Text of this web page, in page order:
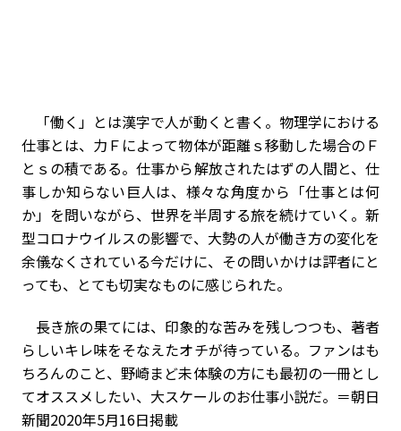
「働く」とは漢字で人が動くと書く。物理学における
仕事とは、力Ｆによって物体が距離ｓ移動した場合のＦ
とｓの積である。仕事から解放されたはずの人間と、仕
事しか知らない巨人は、様々な角度から「仕事とは何
か」を問いながら、世界を半周する旅を続けていく。新
型コロナウイルスの影響で、大勢の人が働き方の変化を
余儀なくされている今だけに、その問いかけは評者にと
っても、とても切実なものに感じられた。
長き旅の果てには、印象的な苦みを残しつつも、著者
らしいキレ味をそなえたオチが待っている。ファンはも
ちろんのこと、野崎まど未体験の方にも最初の一冊とし
てオススメしたい、大スケールのお仕事小説だ。 ＝朝日
新聞2020年5月16日掲載